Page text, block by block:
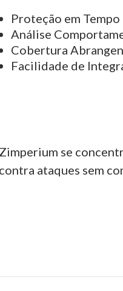
Proteção em Tempo
Análise
Cobertura
Facilidade de
Zimperium se
contra ataques sem